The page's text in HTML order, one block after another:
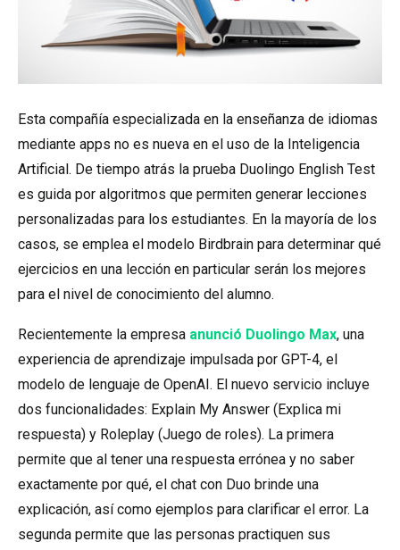
Esta compañía especializada en la enseñanza de idiomas
mediante apps no es nueva en el uso de la Inteligencia
Artificial. De tiempo atrás la prueba Duolingo English Test
es guida por algoritmos que permiten generar lecciones
personalizadas para los estudiantes. En la mayoría de los
casos, se emplea el modelo Birdbrain para determinar qué
ejercicios en una lección en particular serán los mejores
para el nivel de conocimiento del alumno.
Recientemente la empresa anunció Duolingo Max, una
experiencia de aprendizaje impulsada por GPT-4, el
modelo de lenguaje de OpenAI. El nuevo servicio incluye
dos funcionalidades: Explain My Answer (Explica mi
respuesta) y Roleplay (Juego de roles). La primera
permite que al tener una respuesta errónea y no saber
exactamente por qué, el chat con Duo brinde una
explicación, así como ejemplos para clarificar el error. La
segunda permite que las personas practiquen sus